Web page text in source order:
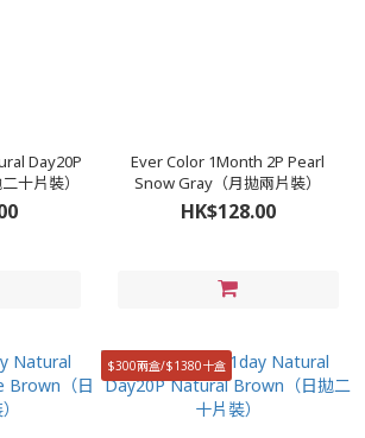
Day20P
十片裝）
Ever Color 1Month 2P Pearl
Snow Gray（月拋兩片裝）
HK$128.00
$300兩盒/$1380十盒